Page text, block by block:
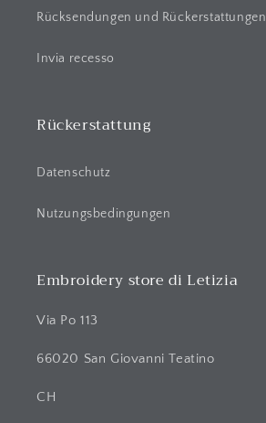
Rücksendungen und Rückerstattungen
Invia recesso
Rückerstattung
Datenschutz
Nutzungsbedingungen
Embroidery store di Letizia
Via Po 113
66020 San Giovanni Teatino
CH